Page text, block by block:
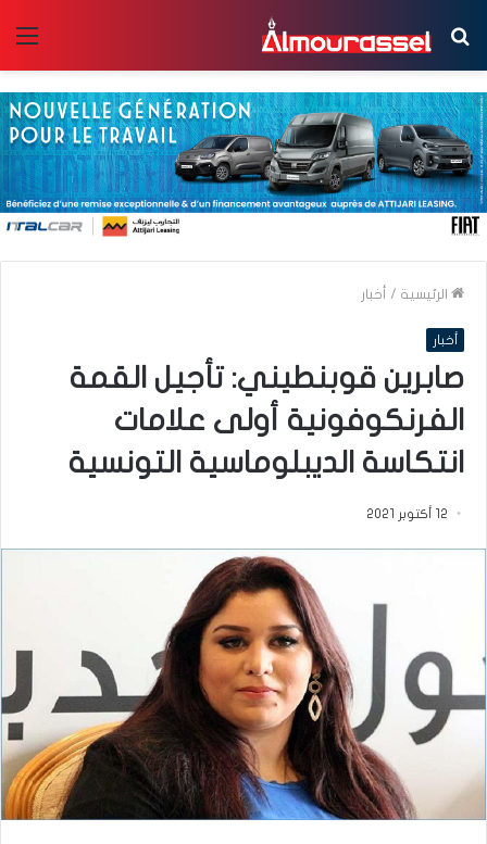
بحث
عن
الرئيسية / أخبار
أخبار
صابرين قوبنطيني: تأجيل القمة
الفرنكوفونية أولى علامات
انتكاسة الديبلوماسية التونسية
12 أكتوبر 2021